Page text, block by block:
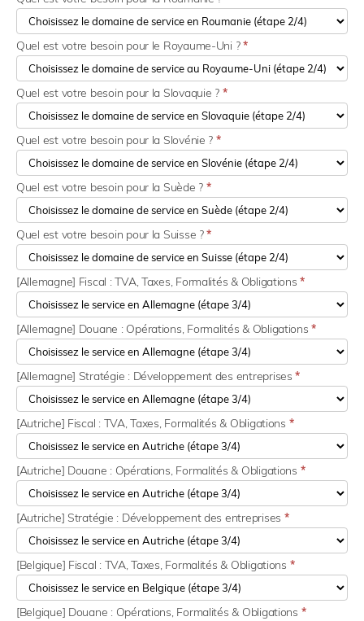
Quel est votre besoin pour le Royaume-Uni ?*
Quel est votre besoin pour la Slovaquie ? *
Quel est votre besoin pour la Slovénie ? *
Quel est votre besoin pour la Suède ? *
Quel est votre besoin pour la Suisse ?*
[Allemagne] Fiscal : TVA, Taxes, Formalités & Obligations*
[Allemagne] Douane : Opérations, Formalités & Obligations*
[Allemagne] Stratégie : Développement des entreprises*
[Autriche] Fiscal : TVA, Taxes, Formalités & Obligations *
[Autriche] Douane : Opérations, Formalités & Obligations *
[Autriche] Stratégie : Développement des entreprises *
[Belgique] Fiscal : TVA, Taxes, Formalités & Obligations *
[Belgique] Douane : Opérations, Formalités & Obligations *